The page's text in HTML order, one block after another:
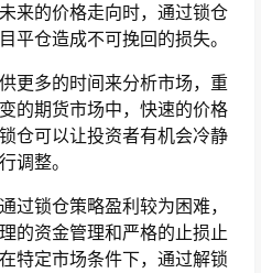
来的价格走向时，通过锁仓
平仓造成不可挽回的损失。
更多的时间来分析市场，重
的期货市场中，快速的价格
仓可以让投资者有机会冷静
调整。
过锁仓策略盈利较为困难，
的资金管理和严格的止损止
特定市场条件下，通过解锁